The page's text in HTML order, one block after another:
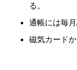
る。
通帳には毎
磁気カード